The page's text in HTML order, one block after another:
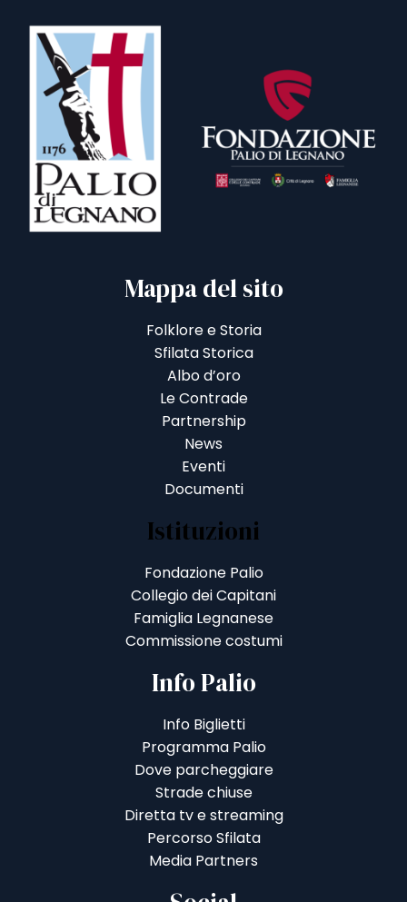
Mappa del sito
Folklore e Storia
Sfilata Storica
Albo d’oro
Le Contrade
Partnership
News
Eventi
Documenti
Istituzioni
Fondazione Palio
Collegio dei Capitani
Famiglia Legnanese
Commissione costumi
Info Palio
Info Biglietti
Programma Palio
Dove parcheggiare
Strade chiuse
Diretta tv e streaming
Percorso Sfilata
Media Partners